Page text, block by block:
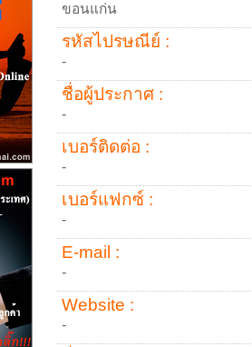
ขอนแก่น
รหัสไปรษณีย์ :
-
ชื่อผู้ประกาศ :
-
เบอร์ติดต่อ :
-
เบอร์แฟกซ์ :
-
E-mail :
-
Website :
-